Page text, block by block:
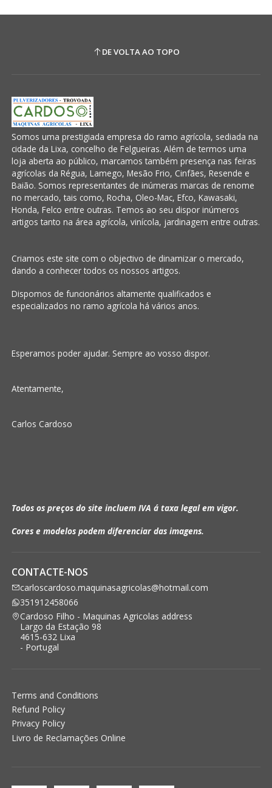
DE VOLTA AO TOPO
Somos uma prestigiada empresa do ramo agrícola, sediada na
cidade da Lixa, concelho de Felgueiras. Além de termos uma
loja aberta ao público, marcamos também presença nas feiras
agrícolas da Régua, Lamego, Mesão Frio, Cinfães, Resende e
Baião. Somos representantes de inúmeras marcas de renome
no mercado, tais como, Rocha, Oleo-Mac, Efco, Kawasaki,
Honda, Felco entre outras. Temos ao seu dispor inúmeros
artigos tanto na área agrícola, vinícola, jardinagem entre outras.
Criamos este site com o objectivo de dinamizar o mercado,
dando a conhecer todos os nossos artigos.
Dispomos de funcionários altamente qualificados e
especializados no ramo agrícola há vários anos.
Esperamos poder ajudar. Sempre ao vosso dispor.
Atentamente,
Carlos Cardoso
Todos os preços do site incluem IVA á taxa legal em vigor.
Cores e modelos podem diferenciar das imagens.
CONTACTE-NOS
carloscardoso.maquinasagricolas@hotmail.com
351912458066
Cardoso Filho - Maquinas Agricolas address
Largo da Estação 98
4615-632 Lixa
- Portugal
Terms and Conditions
Refund Policy
Privacy Policy
Livro de Reclamações Online